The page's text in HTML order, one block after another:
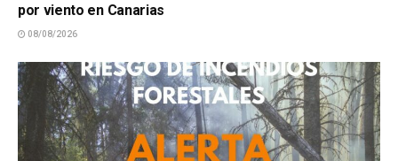
por viento en Canarias
08/08/2026